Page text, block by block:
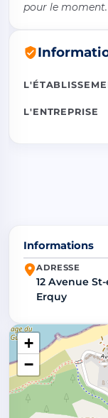
pour le moment.
L'ENTREPRISE
Informations
ADRESSE
12 Avenue
Erquy
+
−